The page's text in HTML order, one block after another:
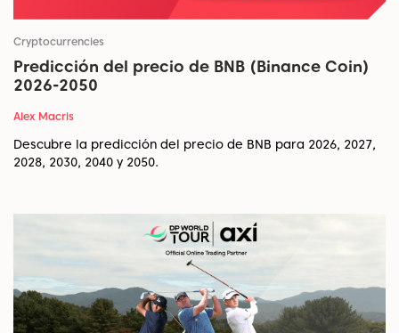
Cryptocurrencies
Predicción del precio de BNB (Binance Coin)
2026-2050
Alex Macris
Descubre la predicción del precio de BNB para 2026, 2027,
2028, 2030, 2040 y 2050.